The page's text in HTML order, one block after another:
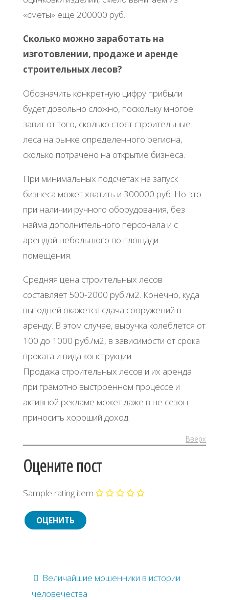
«сметы» еще 200000 руб.
Сколько можно заработать на
изготовлении, продаже и аренде
строительных лесов?
Обозначить конкретную цифру прибыли
будет довольно сложно, поскольку многое
завит от того, сколько стоят строительные
леса на рынке определенного региона,
сколько потрачено на открытие бизнеса.
При минимальных подсчетах на запуск
бизнеса может хватить и 300000 руб. Но это
при наличии ручного оборудования, без
найма дополнительного персонала и с
арендой небольшого по площади
помещения.
Средняя цена строительных лесов
составляет 500-2000 руб./м2. Конечно, куда
выгодней окажется сдача сооружений в
аренду. В этом случае, выручка колеблется от
100 до 1000 руб./м2, в зависимости от срока
проката и вида конструкции.
Продажа строительных лесов и их аренда
при грамотно выстроенном процессе и
активной рекламе может даже в не сезон
приносить хороший доход.
Вверх
Оцените пост
Sample rating item
Величайшие мошенники в истории
человечества